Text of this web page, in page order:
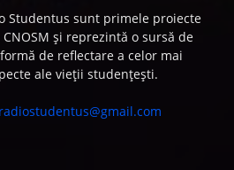
Studentus sunt primele proiecte
și reprezintă o sursă de
de reflectare a celor mai
ale vieții studențești.
radiostudentus@gmail.com